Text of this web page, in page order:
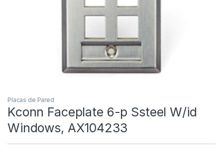
Placas de Pared
Kconn Faceplate 6-p Ssteel W/id
Windows, AX104233